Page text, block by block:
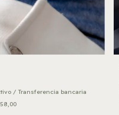
/ Transferencia bancaria